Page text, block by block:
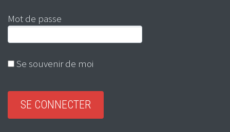
Mot de passe
Se souvenir de moi